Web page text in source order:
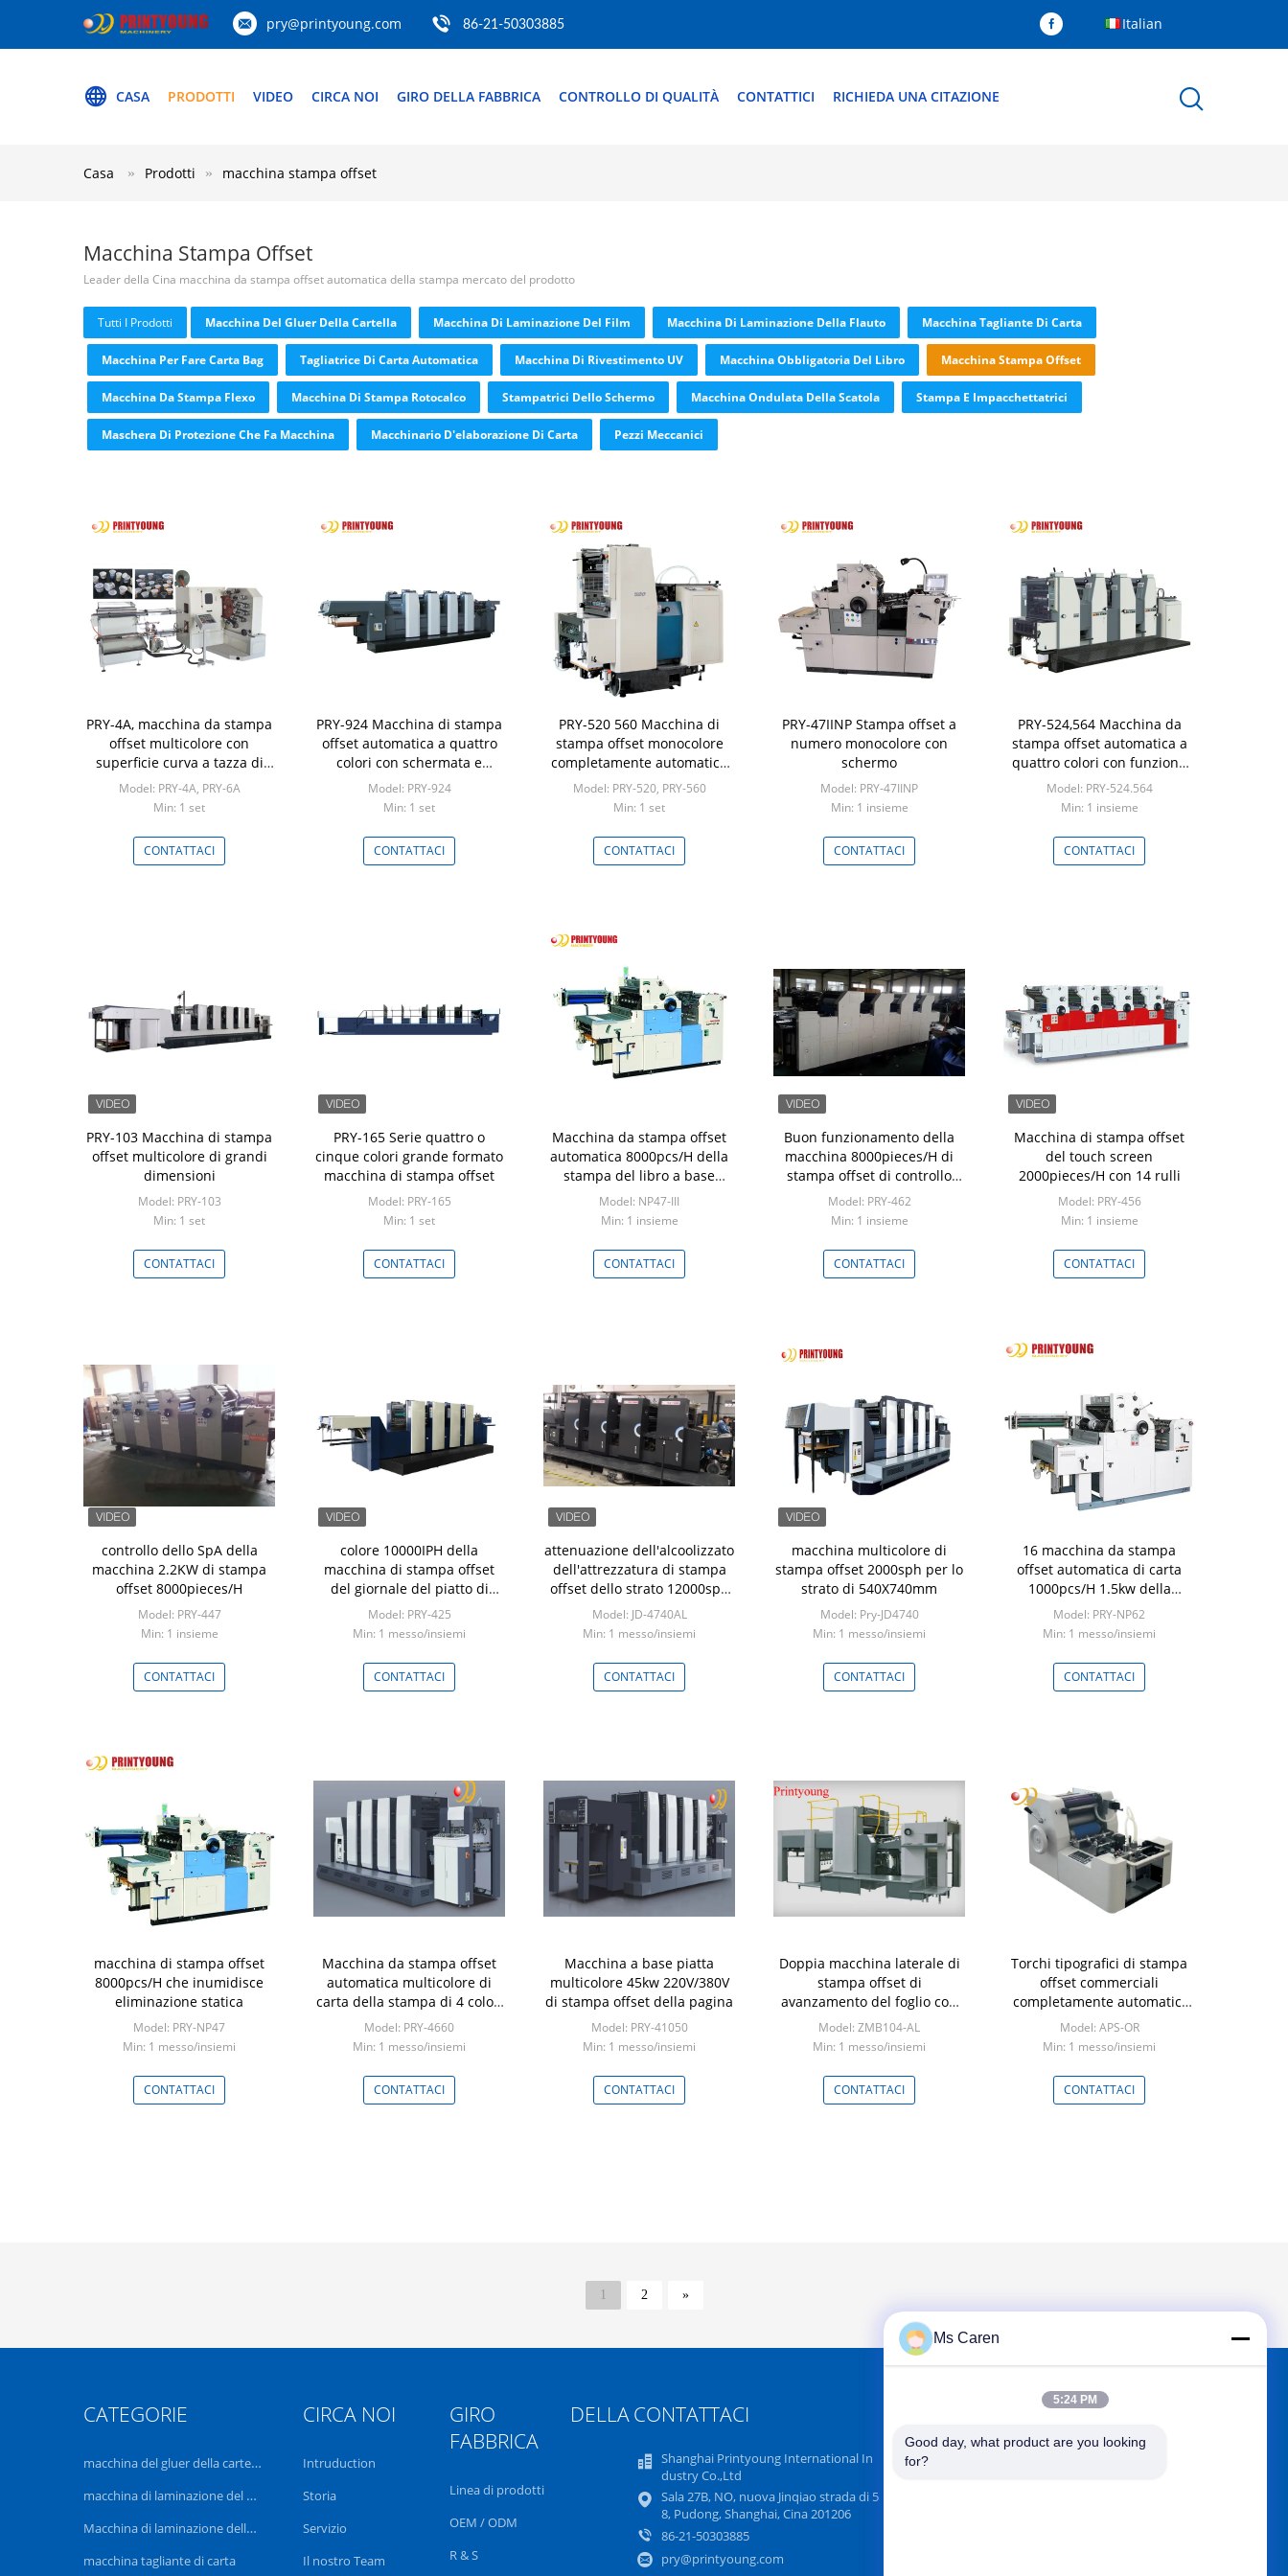
pry@printyoung.com 86-21-50303885 Italian
CASA PRODOTTI VIDEO CIRCA NOI GIRO DELLA FABBRICA CONTROLLO DI QUALITÀ CONTATTICI RICHIEDA UNA CITAZIONE
Casa Prodotti macchina stampa offset
Macchina Stampa Offset
Leader della Cina macchina da stampa offset automatica della stampa mercato del prodotto
Tutti I Prodotti Macchina Del Gluer Della Cartella Macchina Di Laminazione Del Film Macchina Di Laminazione Della Flauto Macchina Tagliante Di Carta
Macchina Per Fare Carta Bag Tagliatrice Di Carta Automatica Macchina Di Rivestimento UV Macchina Obbligatoria Del Libro Macchina Stampa Offset
Macchina Da Stampa Flexo Macchina Di Stampa Rotocalco Stampatrici Dello Schermo Macchina Ondulata Della Scatola Stampa E Impacchettatrici
Maschera Di Protezione Che Fa Macchina Macchinario D'elaborazione Di Carta Pezzi Meccanici
PRY-4A, macchina da stampa
offset multicolore con
superficie curva a tazza di
plastica 6A
Model: PRY-4A, PRY-6A
Min: 1 set
CONTATTACI
PRY-924 Macchina di stampa
offset automatica a quattro
colori con schermata e
scheda con Ethernet
Model: PRY-924
Min: 1 set
CONTATTACI
PRY-520 560 Macchina di
stampa offset monocolore
completamente automatica
con Ethernet per stampanti
di carte/fatture/etichette
Model: PRY-520, PRY-560
Min: 1 set
CONTATTACI
PRY-47IINP Stampa offset a
numero monocolore con
schermo
Model: PRY-47IINP
Min: 1 insieme
CONTATTACI
PRY-524,564 Macchina da
stampa offset automatica a
quattro colori con funzione
Ethernet All-In-One
Model: PRY-524.564
Min: 1 insieme
CONTATTACI
PRY-103 Macchina di stampa
offset multicolore di grandi
dimensioni
Model: PRY-103
Min: 1 set
CONTATTACI
PRY-165 Serie quattro o
cinque colori grande formato
macchina di stampa offset
Model: PRY-165
Min: 1 set
CONTATTACI
Macchina da stampa offset
automatica 8000pcs/H della
stampa del libro a base
piatta automatico
Model: NP47-III
Min: 1 insieme
CONTATTACI
Buon funzionamento della
macchina 8000pieces/H di
stampa offset di controllo
dello SpA
Model: PRY-462
Min: 1 insieme
CONTATTACI
Macchina di stampa offset
del touch screen
2000pieces/H con 14 rulli
Model: PRY-456
Min: 1 insieme
CONTATTACI
controllo dello SpA della
macchina 2.2KW di stampa
offset 8000pieces/H
Model: PRY-447
Min: 1 insieme
CONTATTACI
colore 10000IPH della
macchina di stampa offset
del giornale del piatto di
0.15mm multi
Model: PRY-425
Min: 1 messo/insiemi
CONTATTACI
attenuazione dell'alcoolizzato
dell'attrezzatura di stampa
offset dello strato 12000sph
di 0.06mm
Model: JD-4740AL
Min: 1 messo/insiemi
CONTATTACI
macchina multicolore di
stampa offset 2000sph per lo
strato di 540X740mm
Model: Pry-JD4740
Min: 1 messo/insiemi
CONTATTACI
16 macchina da stampa
offset automatica di carta
1000pcs/H 1.5kw della
stampa del rullo A4
dell'inchiostro
Model: PRY-NP62
Min: 1 messo/insiemi
CONTATTACI
macchina di stampa offset
8000pcs/H che inumidisce
eliminazione statica
Model: PRY-NP47
Min: 1 messo/insiemi
CONTATTACI
Macchina da stampa offset
automatica multicolore di
carta della stampa di 4 colori
del quarto con l'essiccatore
Model: PRY-4660
Min: 1 messo/insiemi
CONTATTACI
Macchina a base piatta
multicolore 45kw 220V/380V
di stampa offset della pagina
Model: PRY-41050
Min: 1 messo/insiemi
CONTATTACI
Doppia macchina laterale di
stampa offset di
avanzamento del foglio con
l'inumidimento dell'alcool
Model: ZMB104-AL
Min: 1 messo/insiemi
CONTATTACI
Torchi tipografici di stampa
offset commerciali
completamente automatici
dell'attrezzatura di stampa
offset
Model: APS-OR
Min: 1 messo/insiemi
CONTATTACI
1 2 »
CATEGORIE
macchina del gluer della cartella
macchina di laminazione del film
Macchina di laminazione della flauto
macchina tagliante di carta
CIRCA NOI
Intruduction
Storia
Servizio
Il nostro Team
GIRO DELLA
FABBRICA
Linea di prodotti
OEM / ODM
R & S
CONTATTACI
Shanghai Printyoung International In
dustry Co.,Ltd
Sala 27B, NO, nuova Jinqiao strada di 5
8, Pudong, Shanghai, Cina 201206
86-21-50303885
pry@printyoung.com
Ms Caren
5:24 PM
Good day, what product are you looking
for?